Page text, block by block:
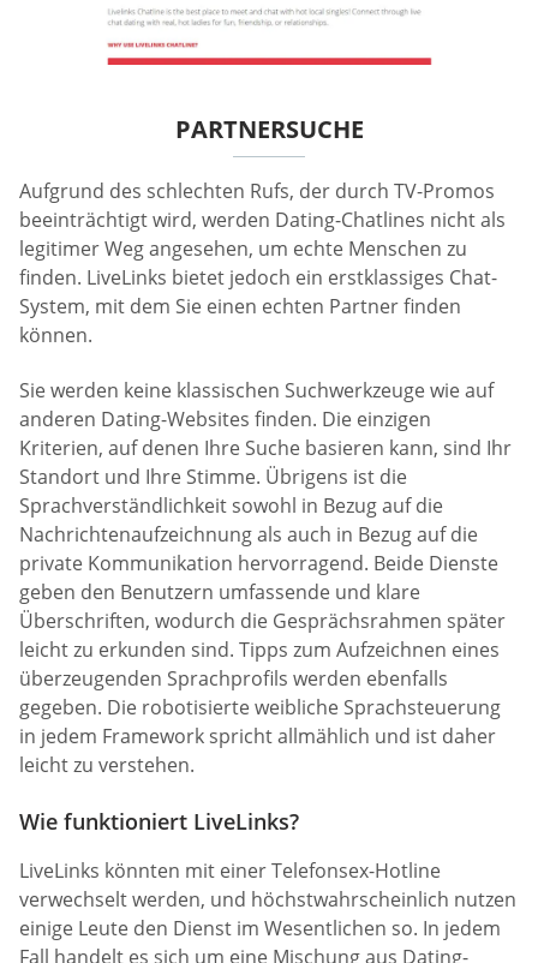
PARTNERSUCHE
Aufgrund des schlechten Rufs, der durch TV-Promos
beeinträchtigt wird, werden Dating-Chatlines nicht als
legitimer Weg angesehen, um echte Menschen zu
finden. LiveLinks bietet jedoch ein erstklassiges Chat-
System, mit dem Sie einen echten Partner finden
können.
Sie werden keine klassischen Suchwerkzeuge wie auf
anderen Dating-Websites finden. Die einzigen
Kriterien, auf denen Ihre Suche basieren kann, sind Ihr
Standort und Ihre Stimme. Übrigens ist die
Sprachverständlichkeit sowohl in Bezug auf die
Nachrichtenaufzeichnung als auch in Bezug auf die
private Kommunikation hervorragend. Beide Dienste
geben den Benutzern umfassende und klare
Überschriften, wodurch die Gesprächsrahmen später
leicht zu erkunden sind. Tipps zum Aufzeichnen eines
überzeugenden Sprachprofils werden ebenfalls
gegeben. Die robotisierte weibliche Sprachsteuerung
in jedem Framework spricht allmählich und ist daher
leicht zu verstehen.
Wie funktioniert LiveLinks?
LiveLinks könnten mit einer Telefonsex-Hotline
verwechselt werden, und höchstwahrscheinlich nutzen
einige Leute den Dienst im Wesentlichen so. In jedem
Fall handelt es sich um eine Mischung aus Dating-